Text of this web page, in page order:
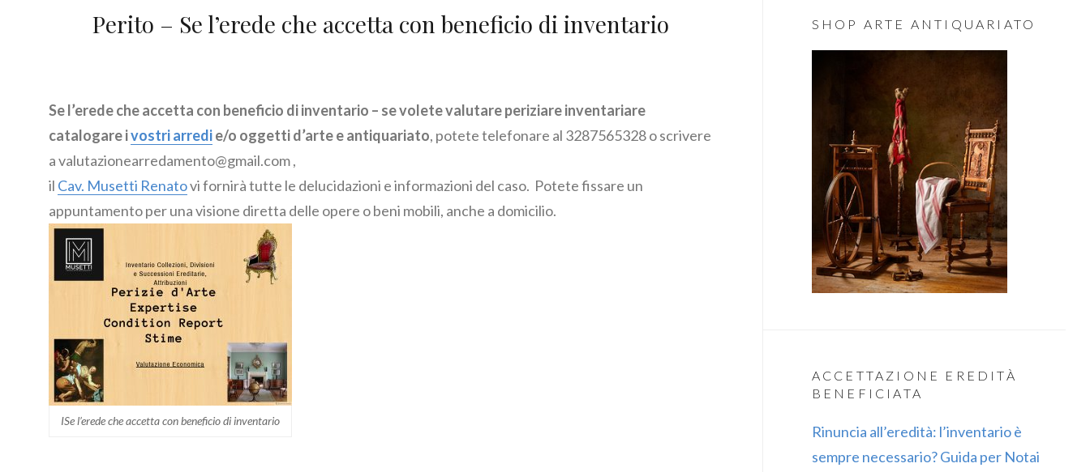
Perito – Se l’erede che accetta con beneficio di inventario
Se l’erede che accetta con beneficio di inventario – se volete valutare periziare inventariare
catalogare ivostri arredie/o oggetti d’arte e antiquariato, potete telefonare al 3287565328 o scrivere
a valutazionearredamento@gmail.com ,
il Cav. Musetti Renatovi fornirà tutte le delucidazioni e informazioni del caso. Potete fissare un
appuntamento per una visione diretta delle opere o beni mobili, anche a domicilio.
ISe l’erede che accetta con beneficio di inventario
SHOP ARTE ANTIQUARIATO
ACCETTAZIONE EREDITÀ
BENEFICIATA
Rinuncia all’eredità: l’inventario è
sempre necessario? Guida per Notai